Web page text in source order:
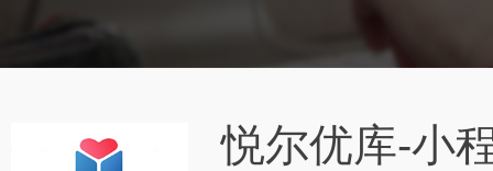
悦尔优库-小